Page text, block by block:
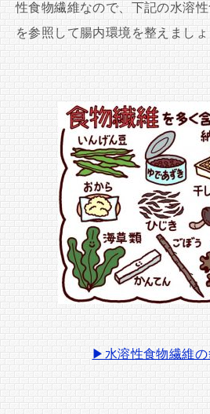
性食物繊維なので、下記の水溶
を参照して腸内環境を整えましょ
▶水溶性食物繊維の